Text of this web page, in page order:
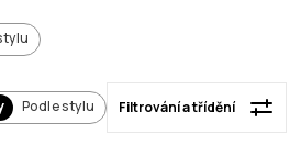
Podle stylu Filtrování a třídění